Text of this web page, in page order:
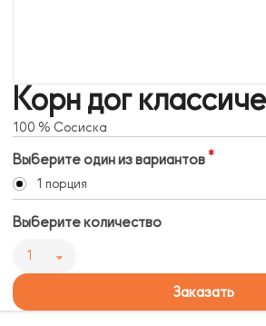
Корн дог
100 % Сосиска
Выберите один из вариантов
1 порция
Выберите количество
1
Заказать